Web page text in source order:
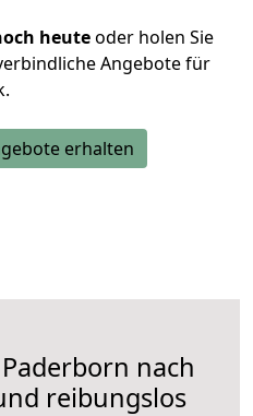
heuteoder holen Sie
Angebote für
erhalten
nach
reibungslos